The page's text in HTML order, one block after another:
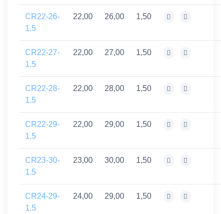
CR22-26-
1.5
22,00 26,00 1,50
CR22-27-
1.5
22,00 27,00 1,50
CR22-28-
1.5
22,00 28,00 1,50
CR22-29-
1.5
22,00 29,00 1,50
CR23-30-
1.5
23,00 30,00 1,50
CR24-29-
1.5
24,00 29,00 1,50